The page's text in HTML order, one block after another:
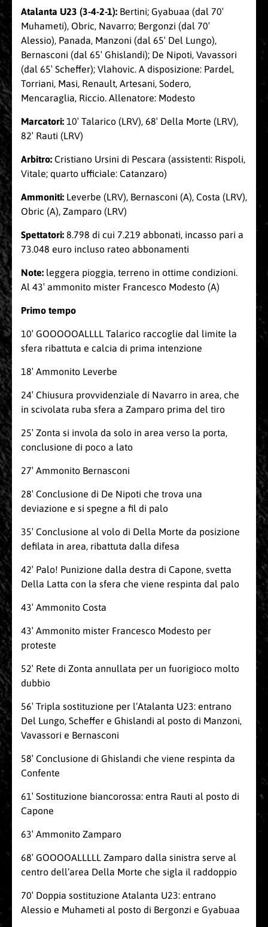
Atalanta U23 (3-4-2-1): Bertini; Gyabuaa (dal 70′
Muhameti), Obric, Navarro; Bergonzi (dal 70′
Alessio), Panada, Manzoni (dal 65′ Del Lungo),
Bernasconi (dal 65′ Ghislandi); De Nipoti, Vavassori
(dal 65′ Scheffer); Vlahovic. A disposizione: Pardel,
Torriani, Masi, Renault, Artesani, Sodero,
Mencaraglia, Riccio. Allenatore: Modesto
Marcatori: 10′ Talarico (LRV), 68′ Della Morte (LRV),
82′ Rauti (LRV)
Arbitro: Cristiano Ursini di Pescara (assistenti: Rispoli,
Vitale; quarto ufficiale: Catanzaro)
Ammoniti: Leverbe (LRV), Bernasconi (A), Costa (LRV),
Obric (A), Zamparo (LRV)
Spettatori: 8.798 di cui 7.219 abbonati, incasso pari a
73.048 euro incluso rateo abbonamenti
Note: leggera pioggia, terreno in ottime condizioni.
Al 43′ ammonito mister Francesco Modesto (A)
Primo tempo
10′ GOOOOOALLLL Talarico raccoglie dal limite la
sfera ribattuta e calcia di prima intenzione
18′ Ammonito Leverbe
24′ Chiusura provvidenziale di Navarro in area, che
in scivolata ruba sfera a Zamparo prima del tiro
25′ Zonta si invola da solo in area verso la porta,
conclusione di poco a lato
27′ Ammonito Bernasconi
28′ Conclusione di De Nipoti che trova una
deviazione e si spegne a fil di palo
35′ Conclusione al volo di Della Morte da posizione
defilata in area, ribattuta dalla difesa
42′ Palo! Punizione dalla destra di Capone, svetta
Della Latta con la sfera che viene respinta dal palo
43′ Ammonito Costa
43′ Ammonito mister Francesco Modesto per
proteste
52′ Rete di Zonta annullata per un fuorigioco molto
dubbio
56′ Tripla sostituzione per l’Atalanta U23: entrano
Del Lungo, Scheffer e Ghislandi al posto di Manzoni,
Vavassori e Bernasconi
58′ Conclusione di Ghislandi che viene respinta da
Confente
61′ Sostituzione biancorossa: entra Rauti al posto di
Capone
63′ Ammonito Zamparo
68′ GOOOOALLLLL Zamparo dalla sinistra serve al
centro dell’area Della Morte che sigla il raddoppio
70′ Doppia sostituzione Atalanta U23: entrano
Alessio e Muhameti al posto di Bergonzi e Gyabuaa